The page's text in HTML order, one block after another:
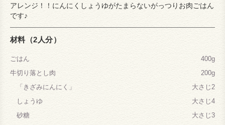
アレンジ！！にんにくしょうゆがたまらないがっつりお肉ごはん
です♪
材料（2人分）
ごはん
400g
牛切り落とし肉
200g
「きざみにんにく」
大さじ2
しょうゆ
大さじ4
砂糖
大さじ3